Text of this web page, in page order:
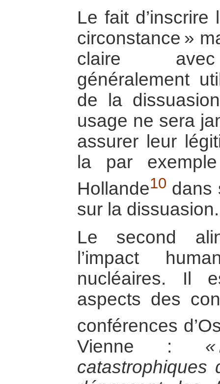
Le fait
circonstance »
claire avec
généralement
de la
usage ne sera
assurer leur
la par
Hollande10 dans
sur la dissuasion.
Le second
l’impact
nucléaires. Il
aspects des
conférences
Vienne :
catastrophiques